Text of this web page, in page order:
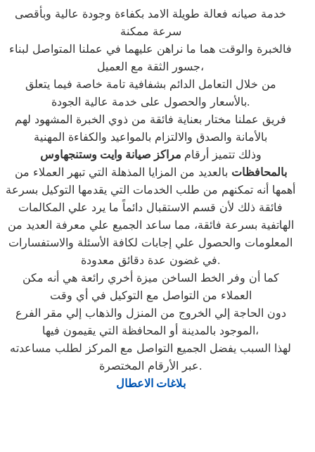
خدمة صيانه فعالة طويلة الامد بكفاءة وجودة عالية وبأقصى
سرعة ممكنة
فالخبرة والوقت هما ما نراهن عليهما في عملنا المتواصل لبناء
جسور الثقة مع العميل،
من خلال التعامل الدائم بشفافية تامة خاصة فيما يتعلق
بالأسعار والحصول على خدمة عالية الجودة.
فريق عملنا مختار بعناية فائقة من ذوي الخبرة المشهود لهم
بالأمانة والصدق والالتزام بالمواعيد والكفاءة المهنية
وذلك تتميز أرقام مراكز صيانة وايت وستنجهاوس
بالمحافظات بالعديد من المزايا المذهلة التي تبهر العملاء من
أهمها أنه تمكنهم من طلب الخدمات التي يقدمها التوكيل بسرعة
فائقة ذلك لأن قسم الاستقبال دائماً ما يرد علي المكالمات
الهاتفية بسرعة فائقة، مما ساعد الجميع علي معرفة العديد من
المعلومات والحصول علي إجابات لكافة الأسئلة والاستفسارات
في غضون عدة دقائق معدودة.
كما أن وفر الخط الساخن ميزة أخري رائعة هي أنه مكن
العملاء من التواصل مع التوكيل في أي وقت
دون الحاجة إلي الخروج من المنزل والذهاب إلي مقر الفرع
الموجود بالمدينة أو المحافظة التي يقيمون فيها،
لهذا السبب يفضل الجميع التواصل مع المركز لطلب مساعدته
عبر الأرقام المختصرة.
بلاغات الاعطال